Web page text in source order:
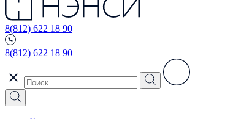
8(812) 622 18 90
8(812) 622 18 90